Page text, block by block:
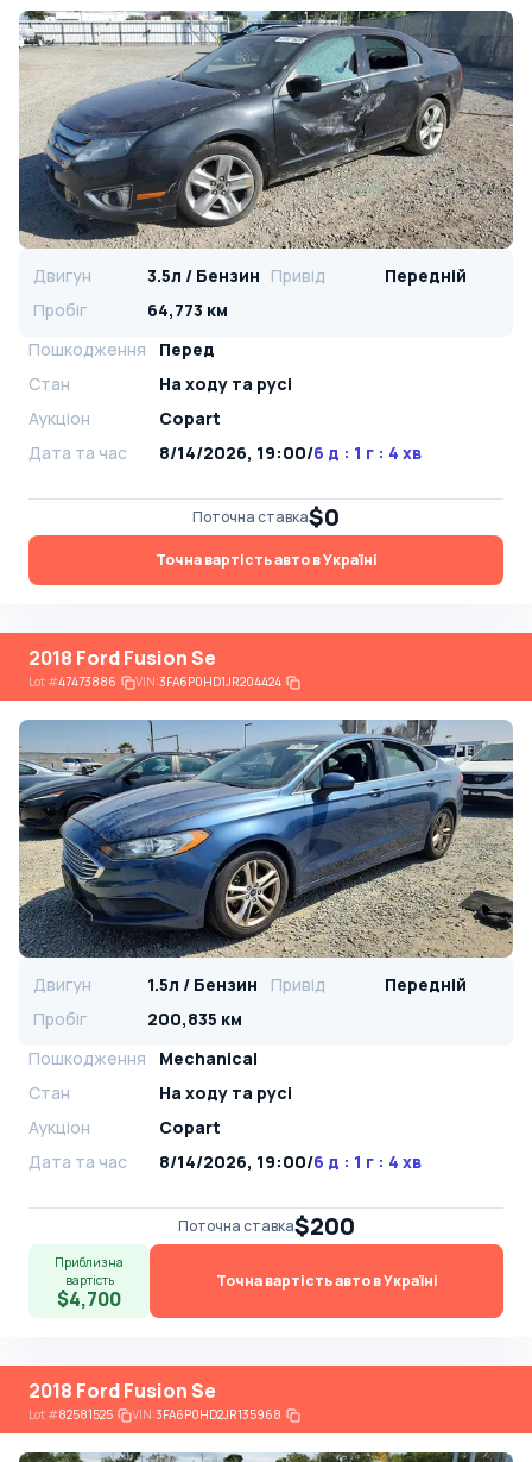
Двигун 3.5л / Бензин Привід
Передній
Пробіг
64,773 км
Пошкодження
Перед
Стан
На ​​ходу та русі
Аукціон
Copart
Дата та час
8/14/2026, 19:00/6 д : 1 г : 4 хв
Поточна ставка$0
Точна вартість авто в Україні
2018 Ford Fusion Se
Lot#47473886 VIN:3FA6P0HD1JR204424
Двигун 1.5л / Бензин Привід
Передній
Пробіг
200,835 км
Пошкодження
Mechanical
Стан
На ​​ходу та русі
Аукціон
Copart
Дата та час
8/14/2026, 19:00/6 д : 1 г : 4 хв
Поточна ставка$200
Приблизна
вартість
$4,700
Точна вартість авто в Україні
2018 Ford Fusion Se
Lot#82581525 VIN:3FA6P0HD2JR135968